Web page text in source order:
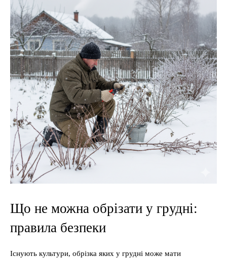
Що не можна обрізати у грудні:
правила безпеки
Існують культури, обрізка яких у грудні може мати